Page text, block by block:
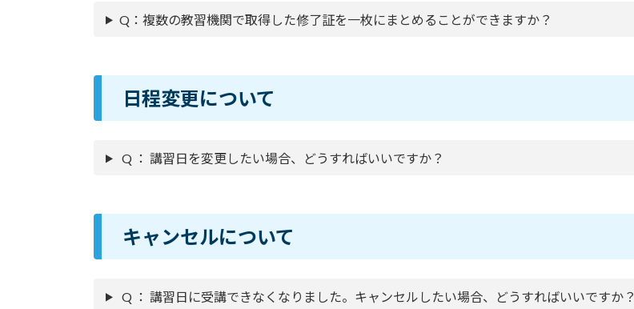
Q：複数の教習機関で取得した修了証を一枚にまとめることができますか？
日程変更について
Q ： 講習日を変更したい場合、どうすればいいですか？
キャンセルについて
Q ： 講習日に受講できなくなりました。キャンセルしたい場合、どうすればいいですか？